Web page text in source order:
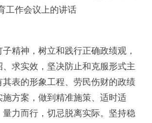
工作会议上的讲话
精神，树立和践行正确政绩观，
求实效，坚决防止和克服形式主
其表的形象工程、劳民伤财的政绩
方案，做到精准施策、适时适
力而行，切忌脱离实际。坚持稳